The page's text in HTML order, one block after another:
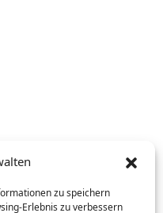
zu speichern
Erlebnis zu verbessern